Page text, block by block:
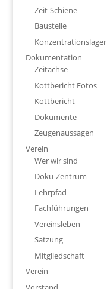
Zeit-Schiene
Baustelle
Konzentrationslager
Dokumentation
Zeitachse
Kottbericht Fotos
Kottbericht
Dokumente
Zeugenaussagen
Verein
Wer wir sind
Doku-Zentrum
Lehrpfad
Fachführungen
Vereinsleben
Satzung
Mitgliedschaft
Verein